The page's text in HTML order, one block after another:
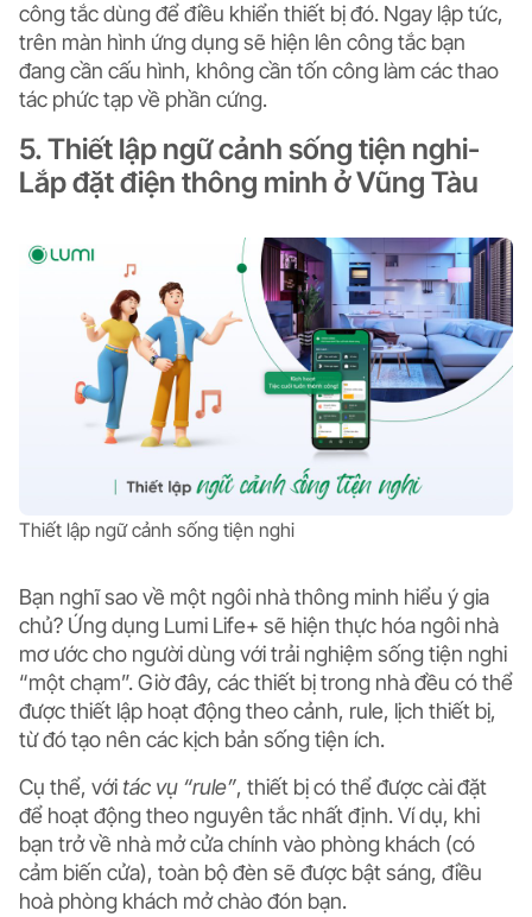
công tắc dùng để điều khiển thiết bị đó. Ngay lập tức,
trên màn hình ứng dụng sẽ hiện lên công tắc bạn
đang cần cấu hình, không cần tốn công làm các thao
tác phức tạp về phần cứng.
5. Thiết lập ngữ cảnh sống tiện nghi-
Lắp đặt điện thông minh ở Vũng Tàu
Thiết lập ngữ cảnh sống tiện nghi
Bạn nghĩ sao về một ngôi nhà thông minh hiểu ý gia
chủ? Ứng dụng Lumi Life+ sẽ hiện thực hóa ngôi nhà
mơ ước cho người dùng với trải nghiệm sống tiện nghi
“một chạm”. Giờ đây, các thiết bị trong nhà đều có thể
đượcthiết lập hoạt động theo cảnh, rule, lịch thiết bị,
từ đó tạo nên các kịch bản sống tiện ích.
Cụ thể, với tác vụ “rule”, thiết bị có thể được cài đặt
để hoạt động theo nguyên tắc nhất định. Ví dụ, khi
bạn trở về nhà mở cửa chính vào phòng khách (có
cảm biến cửa), toàn bộ đèn sẽ được bật sáng, điều
hoà phòng khách mở chào đón bạn.